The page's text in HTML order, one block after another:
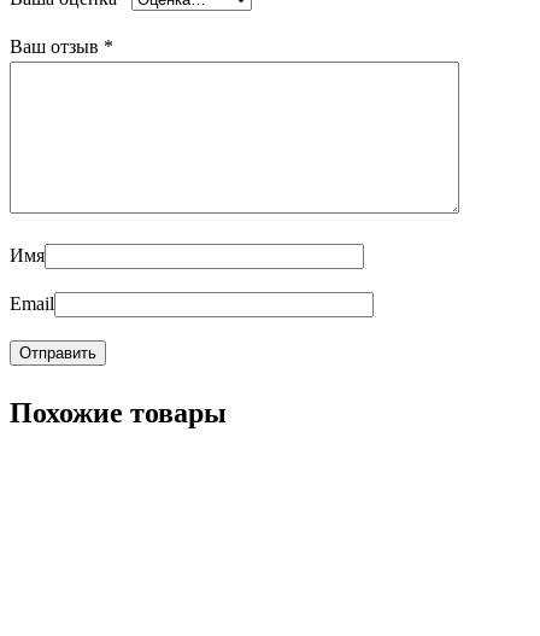
Ваш отзыв *
Имя
Email
Похожие товары